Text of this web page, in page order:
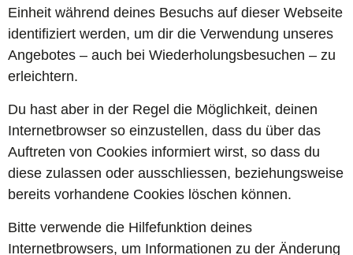
Einheit während deines Besuchs auf dieser Webseite
identifiziert werden, um dir die Verwendung unseres
Angebotes – auch bei Wiederholungsbesuchen – zu
erleichtern.
Du hast aber in der Regel die Möglichkeit, deinen
Internetbrowser so einzustellen, dass du über das
Auftreten von Cookies informiert wirst, so dass du
diese zulassen oder ausschliessen, beziehungsweise
bereits vorhandene Cookies löschen können.
Bitte verwende die Hilfefunktion deines
Internetbrowsers, um Informationen zu der Änderung